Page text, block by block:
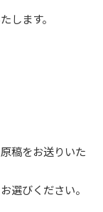
します。
稿をお送りいた
選びください。